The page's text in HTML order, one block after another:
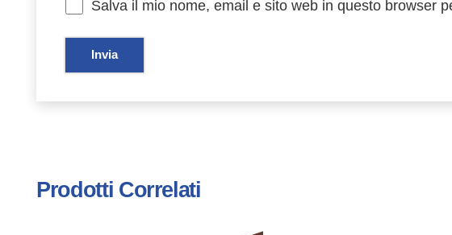
Salva il mio nome, email e sito web in questo browser
Prodotti Correlati